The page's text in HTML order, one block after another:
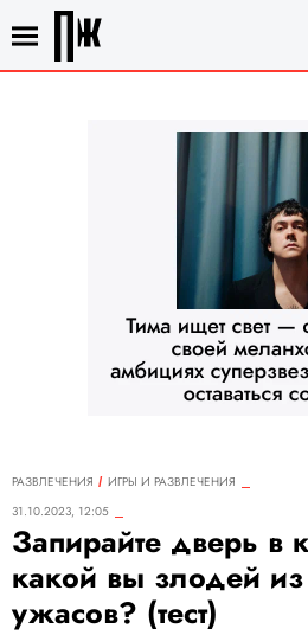
РАЗВЛЕЧЕНИЯ
ИГРЫ И РАЗВЛЕЧЕНИЯ
31.10.2023, 12:05
Запирайте дверь в
какой вы злодей
ужасов? (тест)